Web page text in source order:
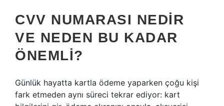
CVV NUMARASI NEDIR
VE NEDEN BU KADAR
ÖNEMLI?
Günlük hayatta kartla ödeme yaparken çoğu kişi
fark etmeden aynı süreci tekrar ediyor: kart